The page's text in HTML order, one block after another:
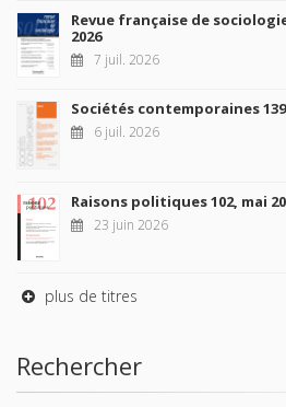
Revue française de
2026
7 juil. 2026
Sociétés contemporaines
6 juil. 2026
Raisons politiques 102, mai
23 juin 2026
plus de titres
Rechercher